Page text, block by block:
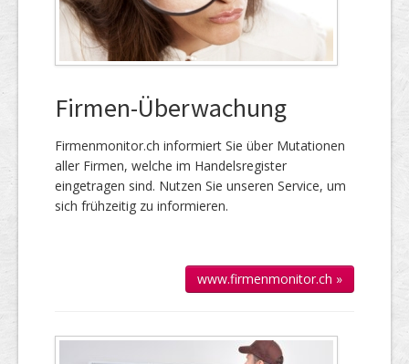
Firmen-Überwachung
Firmenmonitor.ch informiert Sie über Mutationen
aller Firmen, welche im Handels­register
eingetragen sind. Nutzen Sie unseren Service, um
sich frühzeitig zu informieren.
www.firmenmonitor.ch »